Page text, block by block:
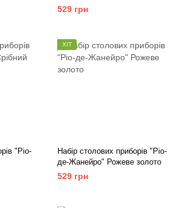
529 грн
"Ріо-
ХІТ
Набір столових приборів "Ріо-
де-Жанейро" Рожеве золото
529 грн